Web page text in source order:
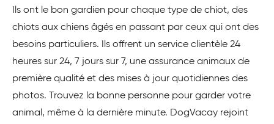
Ils ont le bon gardien pour chaque type de chiot, des
chiots aux chiens âgés en passant par ceux qui ont des
besoins particuliers. Ils offrent un service clientèle 24
heures sur 24, 7 jours sur 7, une assurance animaux de
première qualité et des mises à jour quotidiennes des
photos. Trouvez la bonne personne pour garder votre
animal, même à la dernière minute. DogVacay rejoint